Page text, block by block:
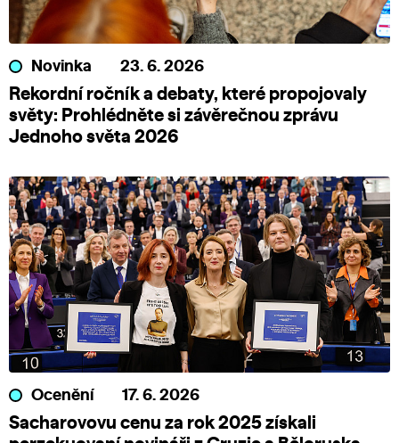
Novinka 23. 6. 2026
Rekordní ročník a debaty, které propojovaly
světy: Prohlédněte si závěrečnou zprávu
Jednoho světa 2026
Ocenění 17. 6. 2026
Sacharovovu cenu za rok 2025 získali